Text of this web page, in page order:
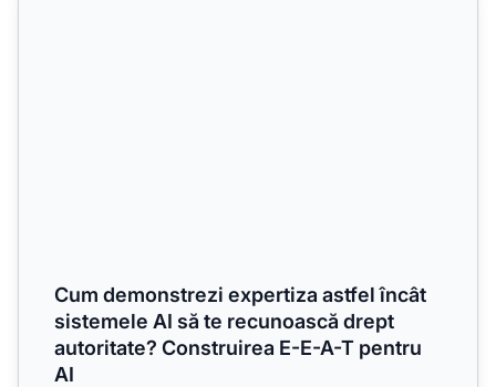
Cum demonstrezi expertiza astfel încât
sistemele AI să te recunoască drept
autoritate? Construirea E-E-A-T pentru
AI